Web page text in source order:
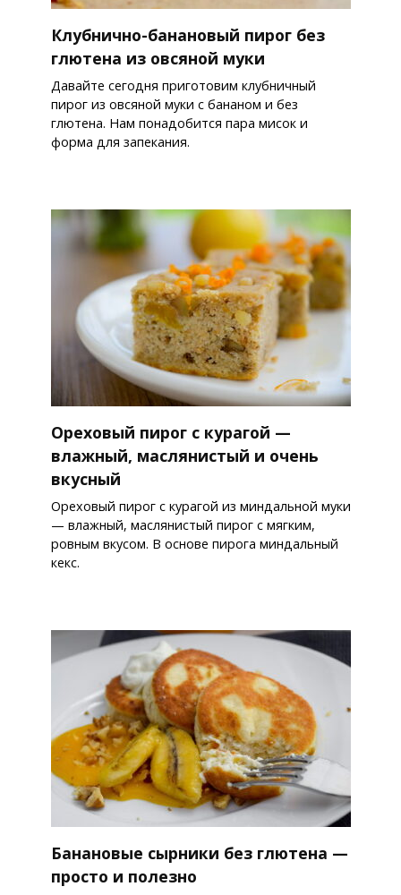
Клубнично-банановый пирог без
глютена из овсяной муки
Давайте сегодня приготовим клубничный
пирог из овсяной муки с бананом и без
глютена. Нам понадобится пара мисок и
форма для запекания.
Ореховый пирог с курагой —
влажный, маслянистый и очень
вкусный
Ореховый пирог с курагой из миндальной муки
— влажный, маслянистый пирог с мягким,
ровным вкусом. В основе пирога миндальный
кекс.
Банановые сырники без глютена —
просто и полезно